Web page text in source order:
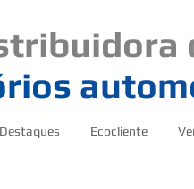
Ecocliente